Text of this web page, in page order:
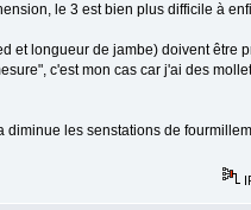
le 3 est bien plus difficile à
et longueur de jambe) doivent être
c'est mon cas car j'ai des
diminue les senstations de